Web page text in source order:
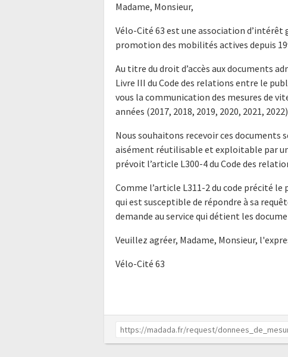
Madame, Monsieur,
Vélo-Cité 63 est une association
promotion des mobilités actives depuis
Au titre du droit d’accès aux documents
Livre III du Code des relations entre le
vous la communication des mesures de
années (2017, 2018, 2019, 2020, 2021,
Nous souhaitons recevoir ces documents
aisément réutilisable et exploitable par
prévoit l’article L300-4 du Code des
Comme l’article L311-2 du code précité
qui est susceptible de répondre à sa
demande au service qui détient les
Veuillez agréer, Madame, Monsieur,
Vélo-Cité 63